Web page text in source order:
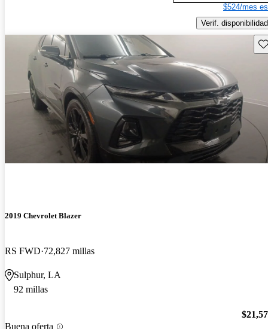
$524/mes
Verif. disponibilidad
2019 Chevrolet Blazer
RS FWD 72,827 millas
Sulphur, LA
92 millas
Buena oferta